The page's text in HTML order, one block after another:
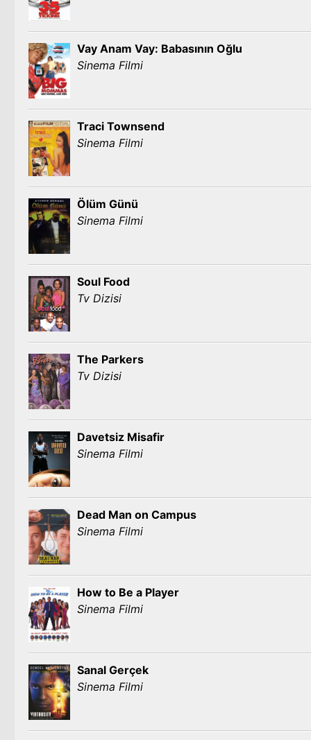
Vay Anam Vay: Babasının Oğlu
Sinema Filmi
Traci Townsend
Sinema Filmi
Ölüm Günü
Sinema Filmi
Soul Food
Tv Dizisi
The Parkers
Tv Dizisi
Davetsiz Misafir
Sinema Filmi
Dead Man on Campus
Sinema Filmi
How to Be a Player
Sinema Filmi
Sanal Gerçek
Sinema Filmi